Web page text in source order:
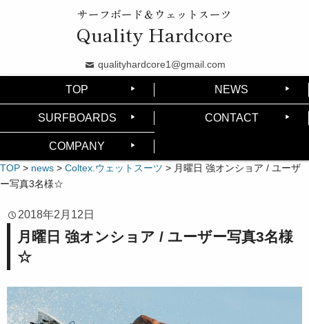
サーフボード＆ウェットスーツ
Quality Hardcore
qualityhardcore1@gmail.com
TOP NEWS
SURFBOARDS CONTACT
COMPANY
TOP > news > Coltex.ウェットスーツ > 月曜日 強オンショア / ユーザ
ー写真3名様☆
2018年2月12日
月曜日 強オンショア / ユーザー写真3名様
☆